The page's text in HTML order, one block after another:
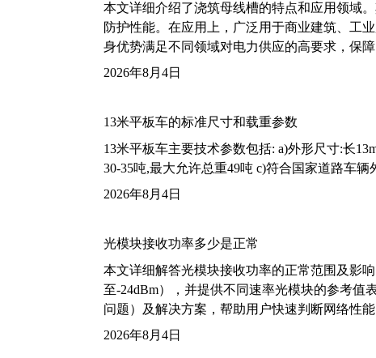
本文详细介绍了浇筑母线槽的特点和应用领域
防护性能。在应用上，广泛用于商业建筑、工
身优势满足不同领域对电力供应的高要求，保障
2026年8月4日
13米平板车的标准尺寸和载重参数
13米平板车主要技术参数包括: a)外形尺寸:长
30-35吨,最大允许总重49吨 c)符合国家道路车
2026年8月4日
光模块接收功率多少是正常
本文详细解答光模块接收功率的正常范围及影
至-24dBm），并提供不同速率光模块的参考值
问题）及解决方案，帮助用户快速判断网络性能
2026年8月4日